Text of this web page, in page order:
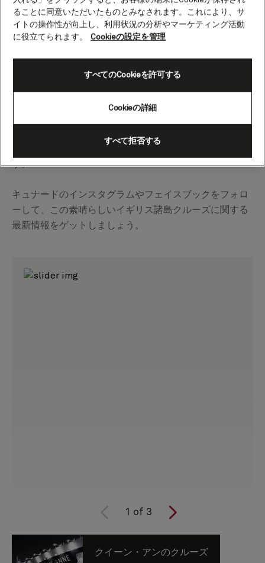
00:00 00:00
処女航海は完売いたしましたが、キュナードの「心の故
に乗船するチャンスはまだあります。リバプール また、
な「クイーン・アンの初めて」に立ち会うチャンスで
す。
キュナードのインスタグラムやフェイスブックをフォロ
ーして、この素晴らしいイギリス諸島クルーズに関する
最新情報をゲットしましょう。
1 of 3
クイーン・アンのクルーズ
ることに同意いただいたものとみなされます。これにより、サ
イトの操作性が向上し、利用状況の分析やマーケティング活動
に役立てられます。
Cookieの設定を管理
Cookieの詳細
すべて拒否する
すべてのCookieを許可する